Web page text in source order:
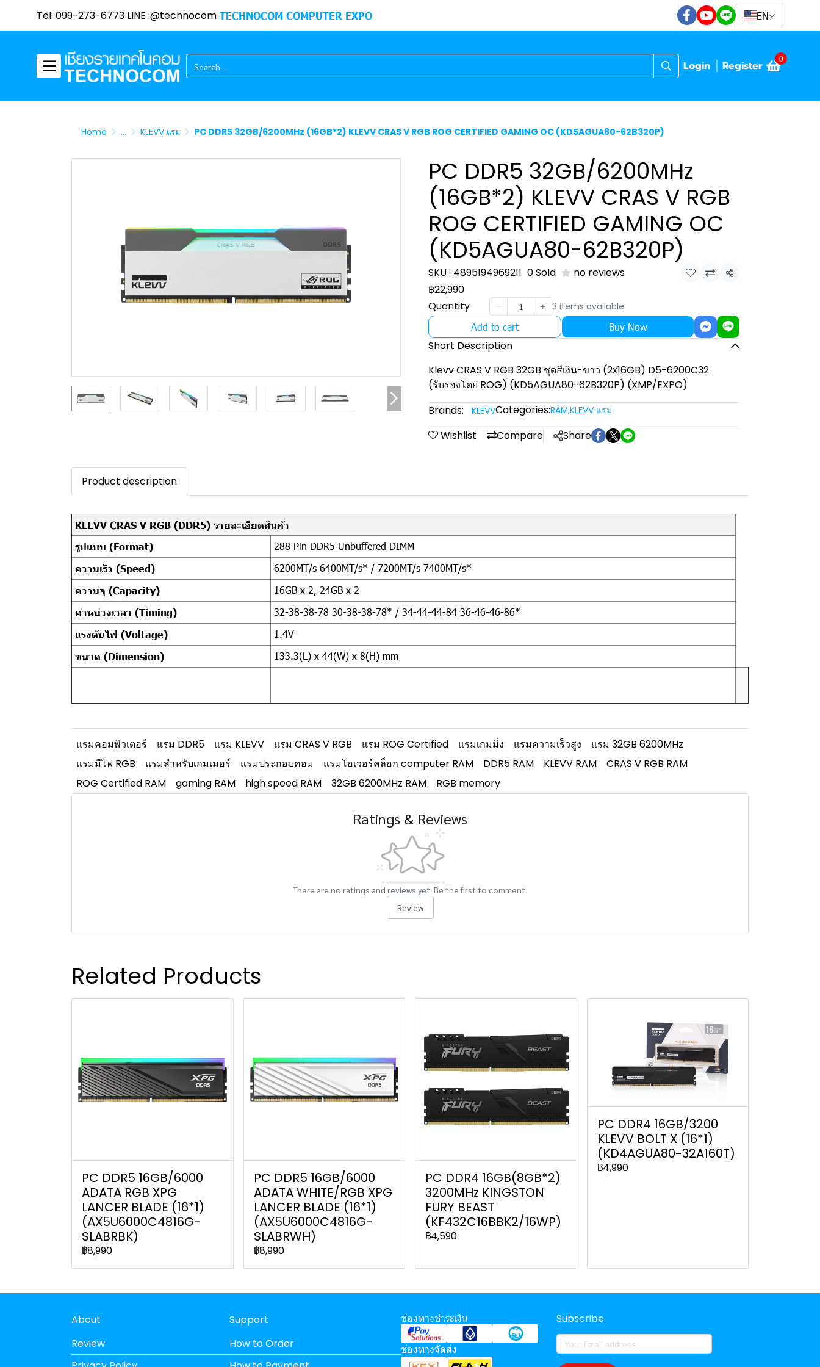
Tel: 099-273-6773 LINE :@technocom TECHNOCOM COMPUTER EXPO EN
Login Register 0
Home ... KLEVV แรม PC DDR5 32GB/6200MHz (16GB*2) KLEVV CRAS V RGB ROG CERTIFIED GAMING OC (KD5AGUA80-62B320P)
PC DDR5 32GB/6200MHz
(16GB*2) KLEVV CRAS V RGB
ROG CERTIFIED GAMING OC
(KD5AGUA80-62B320P)
SKU : 4895194969211 0 Sold no reviews Share
฿22,990
Quantity
3 items available
Add to cart Buy Now
Short Description
Klevv CRAS V RGB 32GB ชุดสีเงิน-ขาว (2x16GB) D5-6200C32
(รับรองโดย ROG) (KD5AGUA80-62B320P) (XMP/EXPO)
Brands:
KLEVVCategories:RAM,KLEVV แรม
Wishlist Compare Share
Product description
KLEVV CRAS V RGB (DDR5) รายละเอียดสินค้า
รูปแบบ (Format)
288 Pin DDR5 Unbuffered DIMM
ความเร็ว (Speed) 6200MT/s 6400MT/s* / 7200MT/s 7400MT/s*
ความจุ (Capacity) 16GB x 2, 24GB x 2
ค่าหน่วงเวลา (Timing) 32-38-38-78 30-38-38-78* / 34-44-44-84 36-46-46-86*
แรงดันไฟ (Voltage) 1.4V
ขนาด (Dimension) 133.3(L) x 44(W) x 8(H) mm
แรมคอมพิวเตอร์ แรม DDR5 แรม KLEVV แรม CRAS V RGB แรม ROG Certified แรมเกมมิ่ง แรมความเร็วสูง
แรม 32GB 6200MHz
แรมมีไฟ RGB
แรมสำหรับเกมเมอร์ แรมประกอบคอม แรมโอเวอร์คล็อก computer RAM DDR5 RAM KLEVV RAM
CRAS V RGB RAM
ROG Certified RAM
gaming RAM high speed RAM 32GB 6200MHz RAM RGB memory
Ratings & Reviews
There are no ratings and reviews yet. Be the first to comment.
Review
Related Products
PC DDR5 16GB/6000
ADATA RGB XPG
LANCER BLADE (16*1)
(AX5U6000C4816G-
SLABRBK)
฿8,990
PC DDR5 16GB/6000
ADATA WHITE/RGB XPG
LANCER BLADE (16*1)
(AX5U6000C4816G-
SLABRWH)
฿8,990
PC DDR4 16GB(8GB*2)
3200MHz KINGSTON
FURY BEAST
(KF432C16BBK2/16WP)
฿4,590
PC DDR4 16GB/3200
KLEVV BOLT X (16*1)
(KD4AGUA80-32A160T)
฿4,990
About
Review
Support
How to Order
ช่องทางชำระเงิน
ช่องทางจัดส่ง
Subscribe